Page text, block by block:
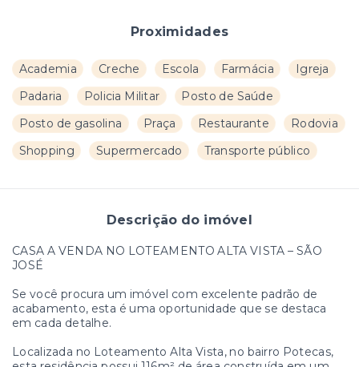
Proximidades
Academia Creche Escola Farmácia
Igreja
Padaria
Policia Militar
Posto de Saúde
Posto de gasolina
Praça Restaurante
Rodovia
Shopping
Supermercado Transporte público
Descrição do imóvel
CASA A VENDA NO LOTEAMENTO ALTA VISTA – SÃO
JOSÉ
Se você procura um imóvel com excelente padrão de
acabamento, esta é uma oportunidade que se destaca
em cada detalhe.
Localizada no Loteamento Alta Vista, no bairro Potecas,